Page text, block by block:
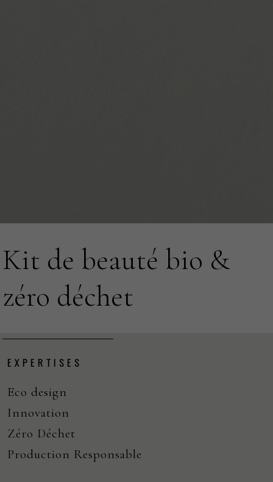
Kit de beauté bio &
zéro déchet
EXPERTISES
Eco design
Innovation
Zéro Déchet
Production Responsable